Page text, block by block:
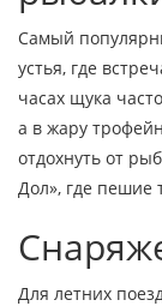
Самый
устья, где
часах щука
а в жару
отдохнуть от
Дол», где пешие
Для летних